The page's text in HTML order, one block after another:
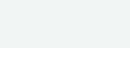
水